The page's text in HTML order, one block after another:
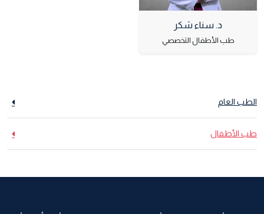
الطب العام
طب الأطفال
د. سناء شكر
طب الأطفال التخصصي